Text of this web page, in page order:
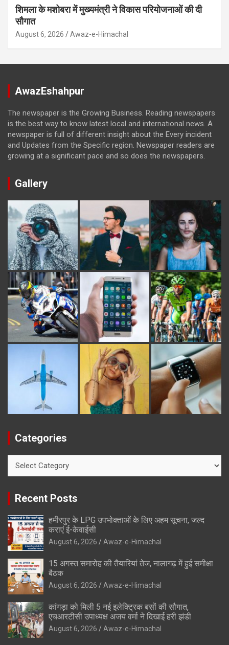
शिमला के मशोबरा में मुख्यमंत्री ने विकास परियोजनाओं की दी
सौगात
August 6, 2026 Awaz-e-Himachal
AwazEshahpur
The newspaper is the Growing Business. Reading newspapers
is the best way to know latest local and international news. A
newspaper is full of different insight about the Every incident
and Updates from the Specific region. Newspaper readers are
growing at a significant pace and so does the newspapers.
Gallery
Categories
Recent Posts
हमीरपुर के LPG उपभोक्ताओं के लिए अहम सूचना, जल्द
कराएं ई-केवाईसी
August 6, 2026 Awaz-e-Himachal
15 अगस्त समारोह की तैयारियां तेज, नालागढ़ में हुई समीक्षा
बैठक
August 6, 2026 Awaz-e-Himachal
कांगड़ा को मिली 5 नई इलेक्ट्रिक बसों की सौगात,
एचआरटीसी उपाध्यक्ष अजय वर्मा ने दिखाई हरी झंडी
August 6, 2026 Awaz-e-Himachal